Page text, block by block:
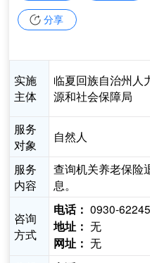
分享
实施
主体
临夏回族自治州人
源和社会保障局
服务
对象
自然人
服务
内容
查询机关养老保险
息。
咨询
方式
电话： 0930-
地址： 无
网址： 无